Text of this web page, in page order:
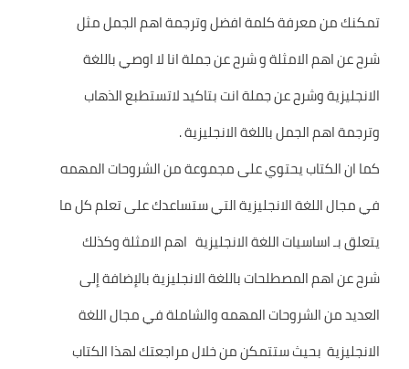
تمكنك من معرفة كلمة افضل وترجمة اهم الجمل مثل
شرح عن اهم الامثلة و شرح عن جملة انا لا اوصي باللغة
الانجليزية وشرح عن جملة انت بتاكيد لاتستطبع الذهاب
وترجمة اهم الجمل باللغة الانجليزية .
كما ان الكتاب يحتوي على مجموعة من الشروحات المهمه
في مجال اللغة الانجليزية التي ستساعدك على تعلم كل ما
يتعلق بـ اساسيات اللغة الانجليزية اهم الامثلة وكذلك
شرح عن اهم المصطلحات باللغة الانجليزية بالإضافة إلى
العديد من الشروحات المهمه والشاملة في مجال اللغة
الانجليزية بحيث ستتمكن من خلال مراجعتك لهذا الكتاب